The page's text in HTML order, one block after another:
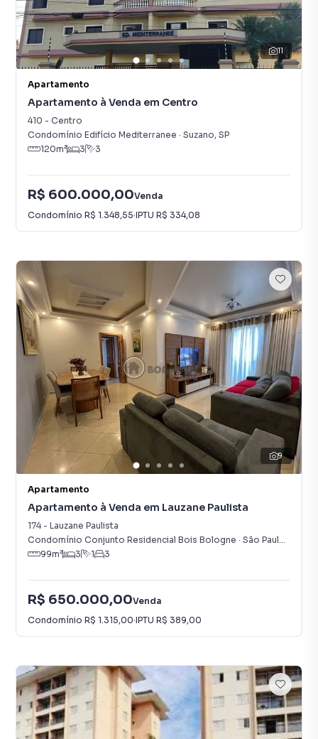
11
Apartamento
Apartamento à Venda em Centro
410 - Centro
Condomínio Edifício Mediterranee · Suzano, SP
120m² 3 3
R$ 600.000,00Venda
Condomínio R$ 1.348,55·IPTU R$ 334,08
9
Apartamento
Apartamento à Venda em Lauzane Paulista
174- Lauzane Paulista
Condomínio Conjunto Residencial Bois Bologne · São Paulo
99m² 3 1 3
R$ 650.000,00Venda
Condomínio R$ 1.315,00·IPTU R$ 389,00